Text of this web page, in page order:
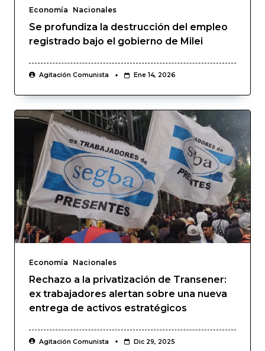
Economía Nacionales
Se profundiza la destrucción del empleo
registrado bajo el gobierno de Milei
Agitación Comunista Ene 14, 2026
Economía Nacionales
Rechazo a la privatización de Transener:
ex trabajadores alertan sobre una nueva
entrega de activos estratégicos
Agitación Comunista Dic 29, 2025